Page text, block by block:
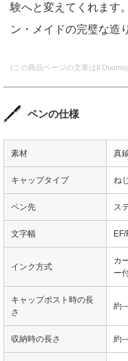
験へと変えてくれます
ン・メイドの完璧な造
(この商品ページの文章はIl Duomo
ペンの仕様
素材 真
キャップタイプ ね
ペン先 ス
文字幅
インク方式
カ
ー
キャップポスト時の長
さ
約
収納時の長さ 約